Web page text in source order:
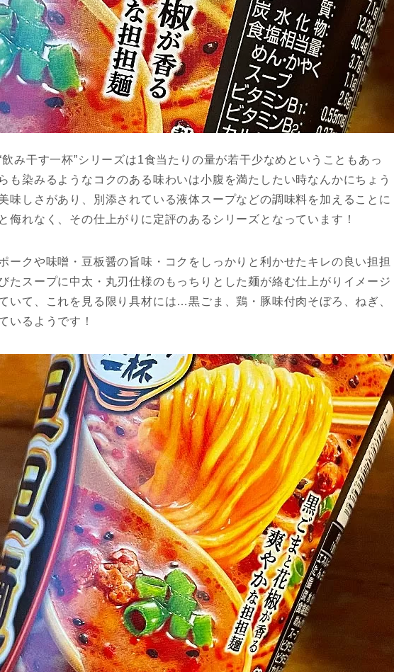
飲み干す一杯”シリーズは1食当たりの量が若干少なめということもあっ
も染みるようなコクのある味わいは小腹を満たしたい時なんかにちょう
味しさがあり、別添されている液体スープなどの調味料を加えることに
侮れなく、その仕上がりに定評のあるシリーズとなっています！
ークや味噌・豆板醤の旨味・コクをしっかりと利かせたキレの良い担担
たスープに中太・丸刃仕様のもっちりとした麺が絡む仕上がりイメージ
いて、これを見る限り具材には…黒ごま、鶏・豚味付肉そぼろ、ねぎ、
いるようです！